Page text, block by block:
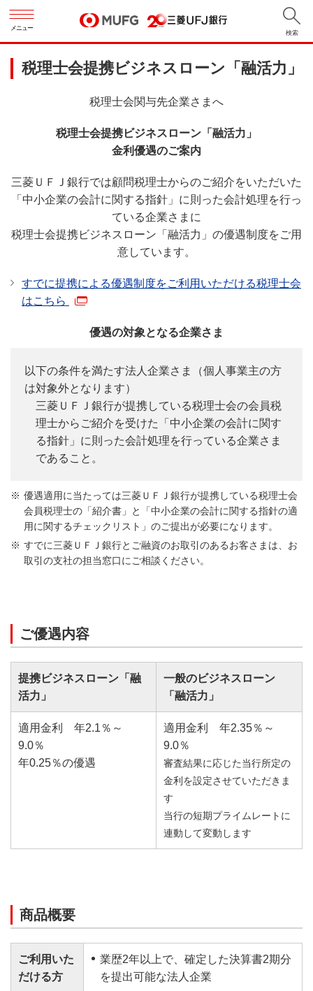
メニュー
検索
税理士会提携ビジネスローン「融活力」
税理士会関与先企業さまへ
税理士会提携ビジネスローン「融活力」
金利優遇のご案内
三菱ＵＦＪ銀行では顧問税理士からのご紹介をいただいた
「中小企業の会計に関する指針」に則った会計処理を行っ
ている企業さまに
税理士会提携ビジネスローン「融活力」の優遇制度をご用
意しています。
すでに提携による優遇制度をご利用いただける税理士会
はこちら
優遇の対象となる企業さま
以下の条件を満たす法人企業さま（個人事業主の方
は対象外となります）
三菱ＵＦＪ銀行が提携している税理士会の会員税
理士からご紹介を受けた「中小企業の会計に関す
る指針」に則った会計処理を行っている企業さま
であること。
優遇適用に当たっては三菱ＵＦＪ銀行が提携している税理士会
会員税理士の「紹介書」と「中小企業の会計に関する指針の適
用に関するチェックリスト」のご提出が必要になります。
すでに三菱ＵＦＪ銀行とご融資のお取引のあるお客さまは、お
取引の支社の担当窓口にご相談ください。
ご優遇内容
提携ビジネスローン「融
活力」
一般のビジネスローン
「融活力」
適用金利 年2.1％～
9.0％
年0.25％の優遇
適用金利 年2.35％～
9.0％
審査結果に応じた当行所定の
金利を設定させていただきま
す
当行の短期プライムレートに
連動して変動します
商品概要
ご利用いた
だける方
業歴2年以上で、確定した決算書2期分
を提出可能な法人企業